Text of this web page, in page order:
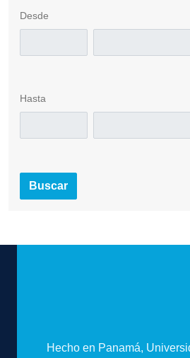
Desde
Hasta
Buscar
Hecho en Panamá,